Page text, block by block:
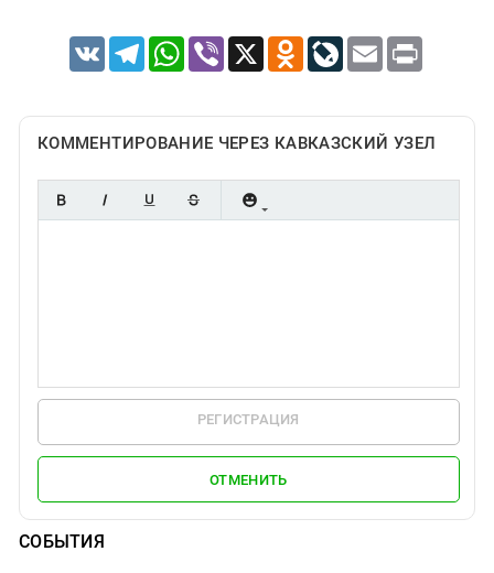
VK TelegramWhatsApp
Viber X Odnoklassniki
LiveJournal
Email Print
КОММЕНТИРОВАНИЕ ЧЕРЕЗ КАВКАЗСКИЙ УЗЕЛ
РЕГИСТРАЦИЯ
ОТМЕНИТЬ
СОБЫТИЯ